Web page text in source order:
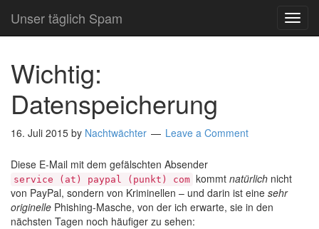
Unser täglich Spam
Wichtig:
Datenspeicherung
16. Juli 2015 by Nachtwächter Leave a Comment
Diese E-Mail mit dem gefälschten Absender
service (at) paypal (punkt) com kommt natürlich nicht
von PayPal, sondern von Kriminellen – und darin ist eine sehr
originelle Phishing-Masche, von der ich erwarte, sie in den
nächsten Tagen noch häufiger zu sehen: